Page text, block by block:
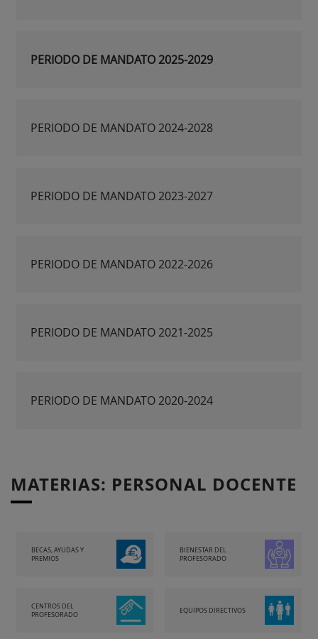
PERIODO DE MANDATO 2025-2029
PERIODO DE MANDATO 2024-2028
PERIODO DE MANDATO 2023-2027
PERIODO DE MANDATO 2022-2026
PERIODO DE MANDATO 2021-2025
PERIODO DE MANDATO 2020-2024
MATERIAS: PERSONAL DOCENTE
BECAS, AYUDAS Y
PREMIOS
BIENESTAR DEL
PROFESORADO
CENTROS DEL
PROFESORADO
EQUIPOS DIRECTIVOS